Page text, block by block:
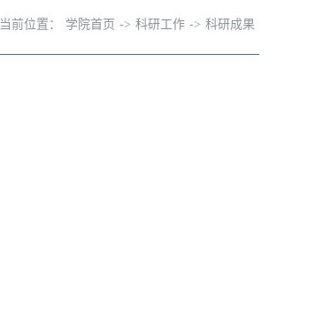
当前位置： 学院首页 -> 科研工作 -> 科研成果